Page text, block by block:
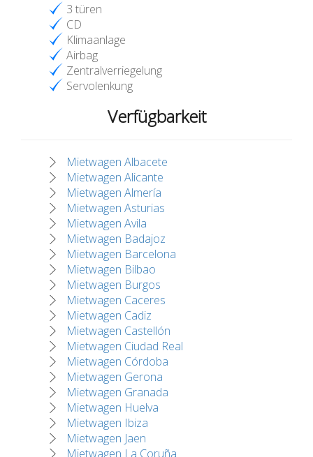
3 türen
CD
Klimaanlage
Airbag
Zentralverriegelung
Servolenkung
Verfügbarkeit
Mietwagen Albacete
Mietwagen Alicante
Mietwagen Almería
Mietwagen Asturias
Mietwagen Avila
Mietwagen Badajoz
Mietwagen Barcelona
Mietwagen Bilbao
Mietwagen Burgos
Mietwagen Caceres
Mietwagen Cadiz
Mietwagen Castellón
Mietwagen Ciudad Real
Mietwagen Córdoba
Mietwagen Gerona
Mietwagen Granada
Mietwagen Huelva
Mietwagen Ibiza
Mietwagen Jaen
Mietwagen La Coruña